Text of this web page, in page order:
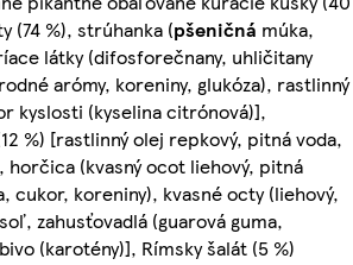
(74 %), strúhanka (pšeničná múka,
látky (difosforečnany, uhličitany
arómy, koreniny, glukóza), rastlinný
kyslosti (kyselina citrónová)],
%) [rastlinný olej repkový, pitná voda,
horčica (kvasný ocot liehový, pitná
cukor, koreniny), kvasné octy (liehový,
zahusťovadlá (guarová guma,
(karotény)], Rímsky šalát (5 %)